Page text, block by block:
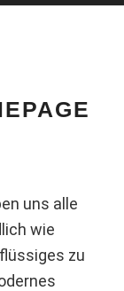
uns alle
wie
zu